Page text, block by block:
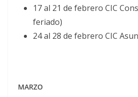
17 al 21 de febrero CIC
feriado)
24 al 28 de febrero CIC
MARZO